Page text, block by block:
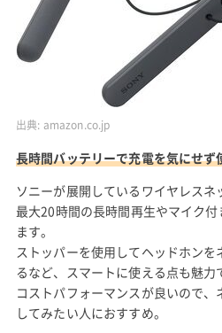
出典: amazon.co.jp
長時間バッテリーで充電を気にせ
ソニーが展開しているワイヤレスネ
最大20時間の長時間再生やマイク
ます。
ストッパーを使用してヘッドホン
るなど、スマートに使える点も魅力
コストパフォーマンスが良いので
してみたい人におすすめ。